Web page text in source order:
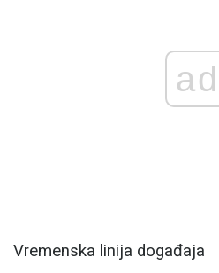
ad
Vremenska linija događaja